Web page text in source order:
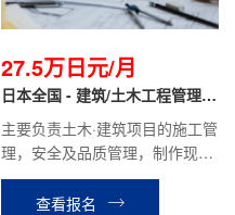
27.5万日元/月
日本全国 - 建筑/土木工程管理
主要负责土木·建筑项目的施工管
理，安全及品质管理，制作现场
的施工计划书报价单、检查报告
等，材料分配管理等业务。
查看报名